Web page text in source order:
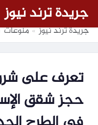
جريدة ترند نيوز
جريدة ترند نيوز » منوعات
تعرف على
حجز شقق